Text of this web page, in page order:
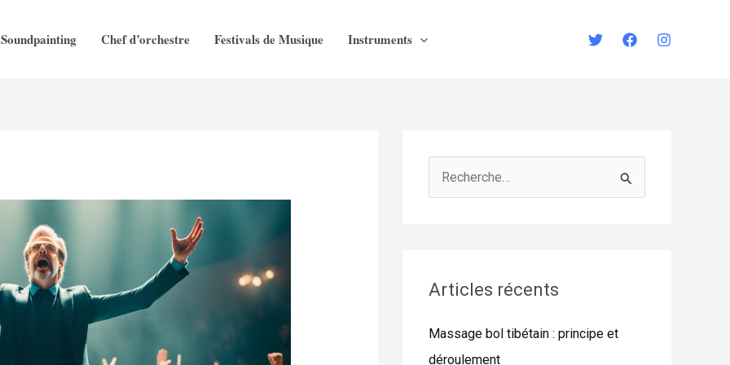
Soundpainting Chef d’orchestre Festivals de Musique Instruments
e
c
Articles récents
Massage bol tibétain : principe et
déroulement